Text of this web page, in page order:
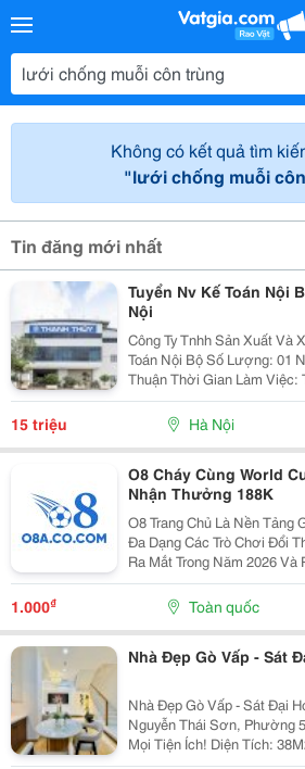
Không có kết quả tìm
"lưới chống muỗi
Tin đăng mới nhất
Tuyển Nv Kế Toán Nội
Nội
Công Ty Tnhh Sản Xuất Và Xnk
Toán Nội Bộ Số Lượng: 01 Người Mức Lương: Thỏa
Thuận Thời Gian Làm Việc: Theo Giờ Hành Chính Từ
Thứ 2 Đến Thứ 7. Nội Dung Công Việc: - Làm Hợp Đồng
Mua Bán, Tính Lương
15 triệu Hà Nội
O8 Cháy Cùng World
Nhận Thưởng 188K
O8 Trang Chủ Là Nền Tảng
Đa Dạng Các Trò Chơi Đổi
Ra Mắt Trong Năm 2026
Trường Châu Á. Theo
Động Theo Các Tiêu
1.000₫ Toàn quốc
Nhà Đẹp Gò Vấp - Sát
Nhà Đẹp Gò Vấp - Sát Đại
Nguyễn Thái Sơn, Phường
Mọi Tiện Ích! Diện Tích: 38M2
Cấu: Nhà 1 Trệt 2 Lầu Kiên